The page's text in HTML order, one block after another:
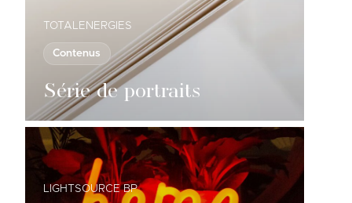
TOTALENERGIES
Contenus
Série de portraits
LIGHTSOURCE BP